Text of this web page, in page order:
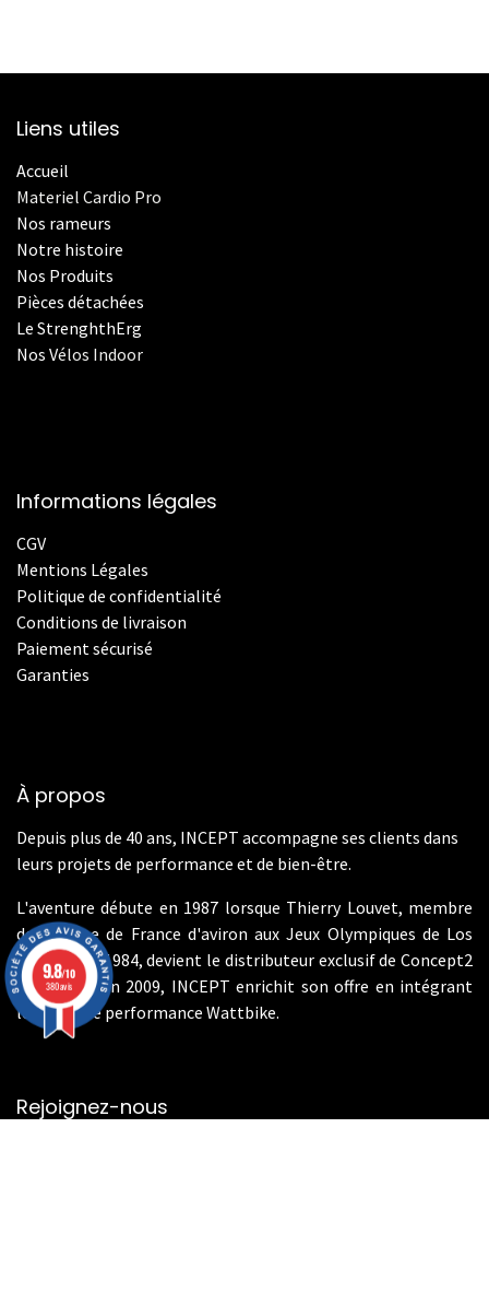
Liens utiles
Accueil
Materiel Cardio Pro
Nos rameurs
Notre histoire
Nos Produits
Pièces détachées
Le StrenghthErg
Nos Vélos Indoor
Informations légales
CGV
Mentions Légales
Politique de confidentialité
Conditions de livraison
Paiement sécurisé
Garanties
À propos
Depuis plus de 40 ans, INCEPT accompagne ses clients dans
leurs projets de performance et de bien-être.
L'aventure débute en 1987 lorsque Thierry Louvet, membre
de l'équipe de France d'aviron aux Jeux Olympiques de Los
Angeles en 1984, devient le distributeur exclusif de Concept2
en France. En 2009, INCEPT enrichit son offre en intégrant
les vélos de performance Wattbike.
Rejoignez-nous
9.8/10
380 avis